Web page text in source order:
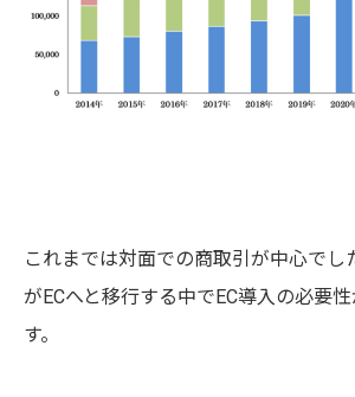
これまでは対面での商取引が中心でし
がECへと移行する中でEC導入の必要
す。